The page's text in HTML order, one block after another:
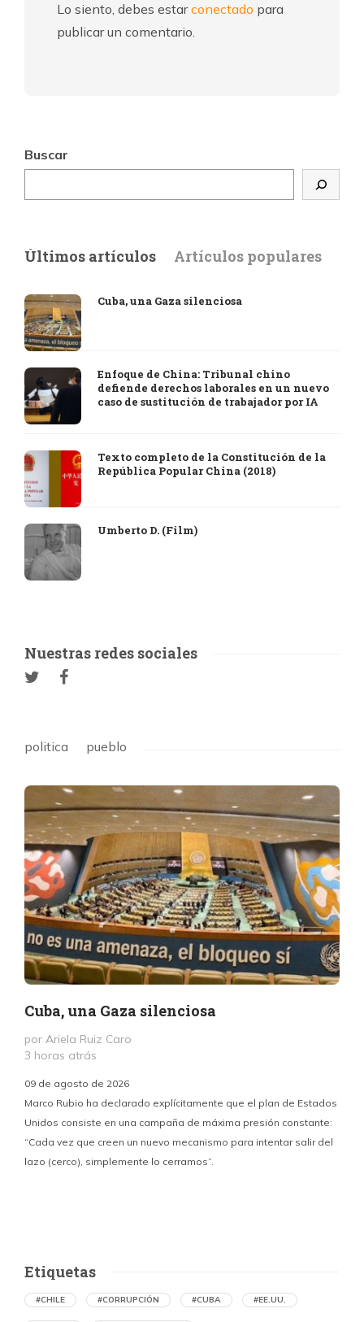
Lo siento, debes estarconectado para
publicar un comentario.
Buscar
Últimos artículos Artículos populares
Cuba, una Gaza silenciosa
Enfoque de China: Tribunal chino
defiende derechos laborales en un nuevo
caso de sustitución de trabajador por IA
Texto completo de la Constitución de la
República Popular China (2018)
Umberto D. (Film)
Nuestras redes sociales
politica pueblo
Cuba, una Gaza silenciosa
por Ariela Ruiz Caro
3 horas atrás
09 de agosto de 2026
Marco Rubio ha declarado explícitamente que el plan de Estados
Unidos consiste en una campaña de máxima presión constante:
“Cada vez que creen un nuevo mecanismo para intentar salir del
lazo (cerco), simplemente lo cerramos”.
Etiquetas
#CHILE #CORRUPCIÓN #CUBA #EE.UU.